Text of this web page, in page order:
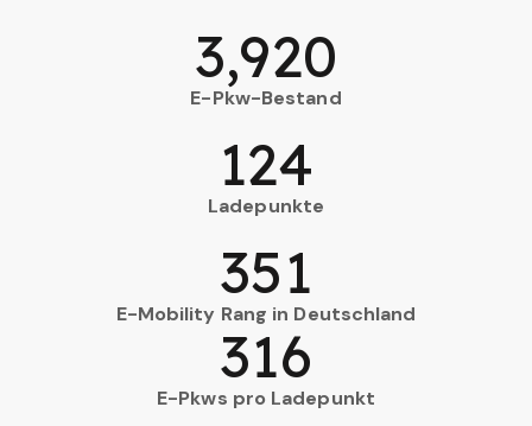
E-Pkw-Bestand
3,920
Ladepunkte
124
E-Mobility Rang in Deutschland
351
E-Pkws pro Ladepunkt
316